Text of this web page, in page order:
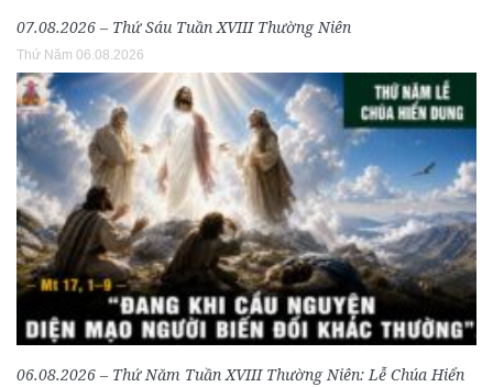
07.08.2026 – Thứ Sáu Tuần XVIII Thường Niên
Thứ Năm 06.08.2026
06.08.2026 – Thứ Năm Tuần XVIII Thường Niên: Lễ Chúa Hiển